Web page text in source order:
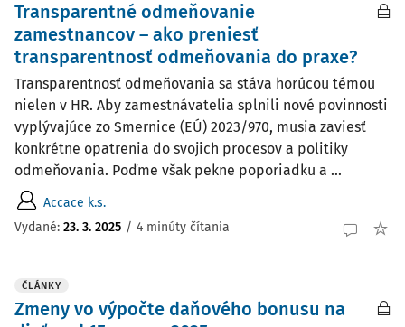
Transparentné odmeňovanie
zamestnancov – ako preniesť
transparentnosť odmeňovania do praxe?
Transparentnosť odmeňovania sa stáva horúcou témou
nielen v HR. Aby zamestnávatelia splnili nové povinnosti
vyplývajúce zo Smernice (EÚ) 2023/970, musia zaviesť
konkrétne opatrenia do svojich procesov a politiky
odmeňovania. Poďme však pekne poporiadku a ...
Accace k.s.
Vydané: 23. 3. 2025 / 4 minúty čítania
ČLÁNKY
Zmeny vo výpočte daňového bonusu na